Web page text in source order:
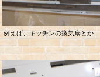
例えば、キッチンの換気扇とか